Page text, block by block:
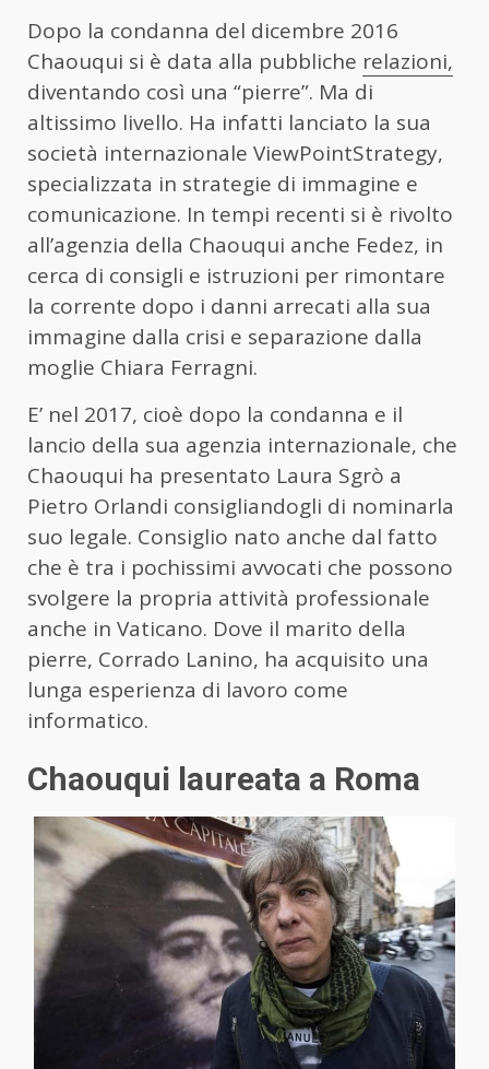
Dopo la condanna del dicembre 2016
Chaouqui si è data alla pubbliche relazioni,
diventando così una “pierre”. Ma di
altissimo livello. Ha infatti lanciato la sua
società internazionale ViewPointStrategy,
specializzata in strategie di immagine e
comunicazione. In tempi recenti si è rivolto
all’agenzia della Chaouqui anche Fedez, in
cerca di consigli e istruzioni per rimontare
la corrente dopo i danni arrecati alla sua
immagine dalla crisi e separazione dalla
moglie Chiara Ferragni.
E’ nel 2017, cioè dopo la condanna e il
lancio della sua agenzia internazionale, che
Chaouqui ha presentato Laura Sgrò a
Pietro Orlandi consigliandogli di nominarla
suo legale. Consiglio nato anche dal fatto
che è tra i pochissimi avvocati che possono
svolgere la propria attività professionale
anche in Vaticano. Dove il marito della
pierre, Corrado Lanino, ha acquisito una
lunga esperienza di lavoro come
informatico.
Chaouqui laureata a Roma